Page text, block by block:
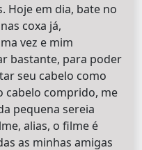
Hoje em dia, bate no
coxa já,
vez e mim
bastante, para poder
seu cabelo como
cabelo comprido, me
pequena sereia
alias, o filme é
as minhas amigas